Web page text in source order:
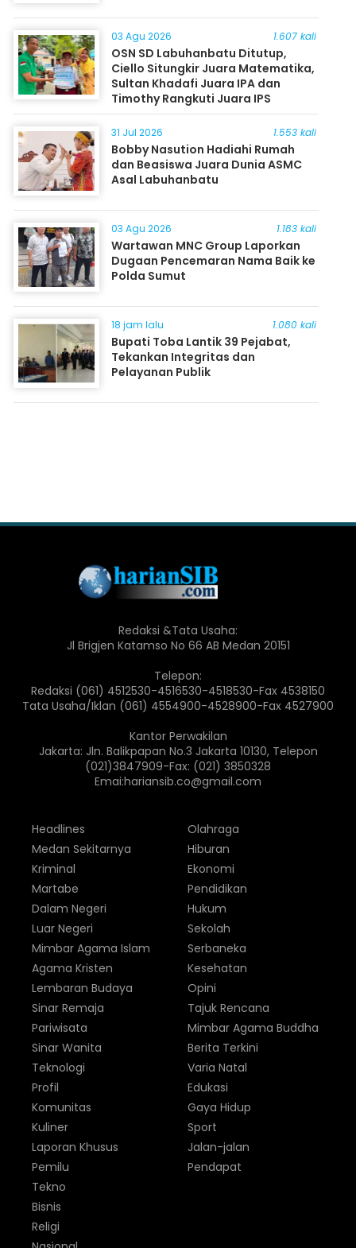
03 Agu 2026 1.607 kali
OSN SD Labuhanbatu Ditutup,
Ciello Situngkir Juara Matematika,
Sultan Khadafi Juara IPA dan
Timothy Rangkuti Juara IPS
31 Jul 2026 1.553 kali
Bobby Nasution Hadiahi Rumah
dan Beasiswa Juara Dunia ASMC
Asal Labuhanbatu
03 Agu 2026 1.183 kali
Wartawan MNC Group Laporkan
Dugaan Pencemaran Nama Baik ke
Polda Sumut
18 jam lalu 1.080 kali
Bupati Toba Lantik 39 Pejabat,
Tekankan Integritas dan
Pelayanan Publik
Redaksi &Tata Usaha:
Jl Brigjen Katamso No 66 AB Medan 20151
Telepon:
Redaksi (061) 4512530-4516530-4518530-Fax 4538150
Tata Usaha/Iklan (061) 4554900-4528900-Fax 4527900
Kantor Perwakilan
Jakarta: Jln. Balikpapan No.3 Jakarta 10130, Telepon
(021)3847909-Fax: (021) 3850328
Emai:hariansib.co@gmail.com
Headlines
Medan Sekitarnya
Kriminal
Martabe
Dalam Negeri
Luar Negeri
Olahraga
Hiburan
Ekonomi
Pendidikan
Hukum
Sekolah
Mimbar Agama Islam
Agama Kristen
Lembaran Budaya
Sinar Remaja
Pariwisata
Sinar Wanita
Serbaneka
Kesehatan
Opini
Tajuk Rencana
Mimbar Agama Buddha
Berita Terkini
Teknologi
Profil
Komunitas
Kuliner
Laporan Khusus
Pemilu
Varia Natal
Edukasi
Gaya Hidup
Sport
Jalan-jalan
Pendapat
Tekno
Bisnis
Religi